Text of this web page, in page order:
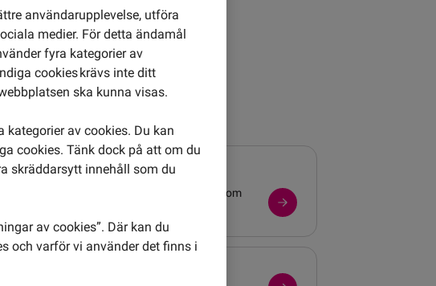
Leverans
Spåra ditt paket eller läs mer om
användarupplevelse, utföra
medier. För detta ändamål
fyra kategorier av
cookies krävs inte ditt
ska kunna visas.
kategorier av cookies. Du kan
cookies. Tänk dock på att om du
skräddarsytt innehåll som du
av cookies”. Där kan du
och varför vi använder det finns i